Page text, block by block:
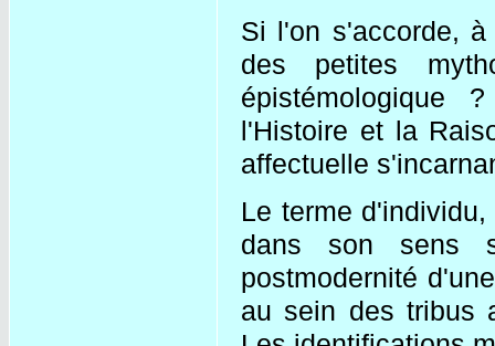
Si l'on s'accorde,
des petites
épistémologique
l'Histoire et la
affectuelle
Le terme
dans son sens
postmodernité
au sein des tribus